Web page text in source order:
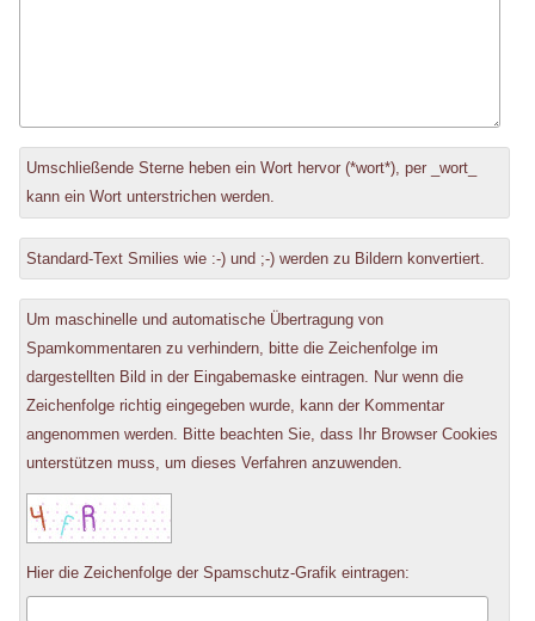
Antwort
zu
Umschließende Sterne heben ein Wort hervor (*wort*), per _wort_
kann ein Wort unterstrichen werden.
Standard-Text Smilies wie :-) und ;-) werden zu Bildern konvertiert.
Um maschinelle und automatische Übertragung von
Spamkommentaren zu verhindern, bitte die Zeichenfolge im
dargestellten Bild in der Eingabemaske eintragen. Nur wenn die
Zeichenfolge richtig eingegeben wurde, kann der Kommentar
angenommen werden. Bitte beachten Sie, dass Ihr Browser Cookies
unterstützen muss, um dieses Verfahren anzuwenden.
Hier die Zeichenfolge der Spamschutz-Grafik eintragen: